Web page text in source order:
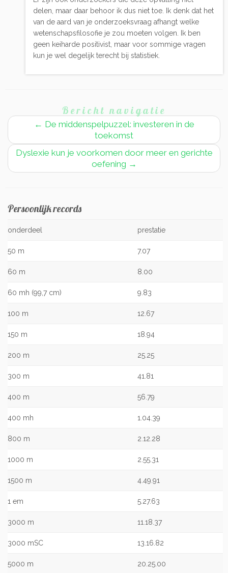
delen, maar daar behoor ik dus niet toe. Ik denk dat het
van de aard van je onderzoeksvraag afhangt welke
wetenschapsfilosofie je zou moeten volgen. Ik ben
geen keiharde positivist, maar voor sommige vragen
kun je wel degelijk terecht bij statistiek.
Bericht navigatie
← De middenspelpuzzel: investeren in de
toekomst
Dyslexie kun je voorkomen door meer en gerichte
oefening →
Persoonlijk records
onderdeel prestatie
50 m 7.07
60 m 8.00
60 mh (99,7 cm) 9.83
100 m 12.67
150 m 18.94
200 m 25.25
300 m 41.81
400 m 56.79
400 mh 1.04.39
800 m 2.12.28
1000 m 2.55.31
1500 m 4.49.91
1 em 5.27.63
3000 m 11.18.37
3000 mSC 13.16.82
5000 m 20.25.00